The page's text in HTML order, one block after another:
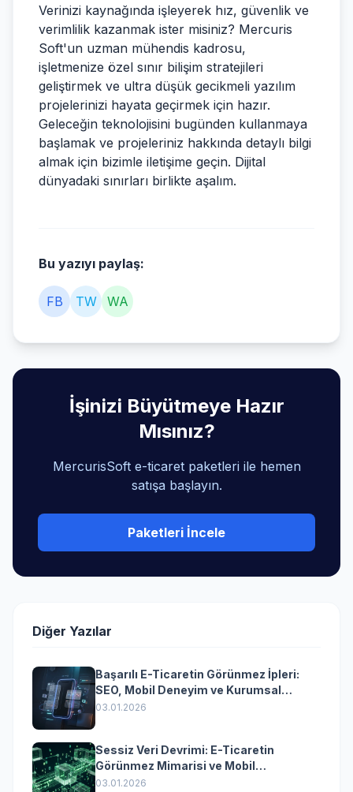
Verinizi kaynağında işleyerek hız, güvenlik ve
verimlilik kazanmak ister misiniz? Mercuris
Soft'un uzman mühendis kadrosu,
işletmenize özel sınır bilişim stratejileri
geliştirmek ve ultra düşük gecikmeli yazılım
projelerinizi hayata geçirmek için hazır.
Geleceğin teknolojisini bugünden kullanmaya
başlamak ve projeleriniz hakkında detaylı bilgi
almak için bizimle iletişime geçin. Dijital
dünyadaki sınırları birlikte aşalım.
Bu yazıyı paylaş:
FB TW WA
İşinizi Büyütmeye Hazır
Mısınız?
MercurisSoft e-ticaret paketleri ile hemen
satışa başlayın.
Paketleri İncele
Diğer Yazılar
Başarılı E-Ticaretin Görünmez İpleri:
SEO, Mobil Deneyim ve Kurumsal
Yazılımın Kazandıran Senkronizasyonu
03.01.2026
Sessiz Veri Devrimi: E-Ticaretin
Görünmez Mimarisi ve Mobil
Dönüşümün Kurumsal Anahtarı
03.01.2026